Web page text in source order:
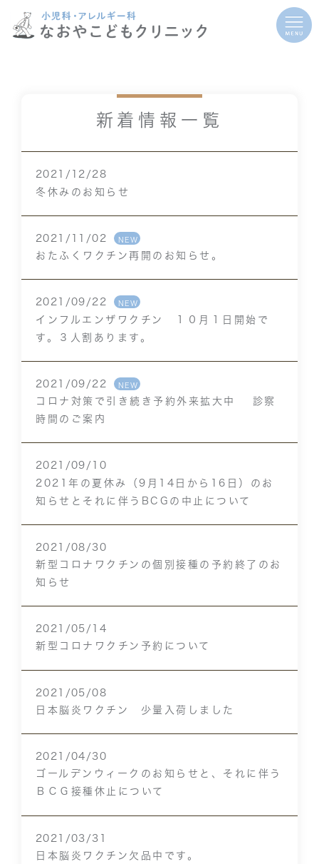
新着情報一覧
2021/12/28
冬休みのお知らせ
2021/11/02 NEW
おたふくワクチン再開のお知らせ。
2021/09/22 NEW
インフルエンザワクチン １０月１日開始で
す。３人割あります。
2021/09/22 NEW
コロナ対策で引き続き予約外来拡大中 診察
時間のご案内
2021/09/10
2021年の夏休み（9月14日から16日）のお
知らせとそれに伴うBCGの中止について
2021/08/30
新型コロナワクチンの個別接種の予約終了のお
知らせ
2021/05/14
新型コロナワクチン予約について
2021/05/08
日本脳炎ワクチン 少量入荷しました
2021/04/30
ゴールデンウィークのお知らせと、それに伴う
ＢＣＧ接種休止について
2021/03/31
日本脳炎ワクチン欠品中です。